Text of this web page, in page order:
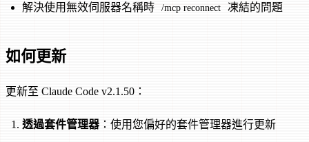
解決使用無效伺服器名稱時 /mcp reconnect 凍結的問題
如何更新
更新至 Claude Code v2.1.50：
透過套件管理器 ：使用您偏好的套件管理器進行更新